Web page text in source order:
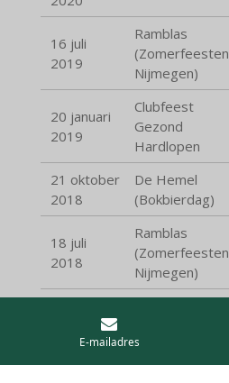
16 juli
2019
Ramblas
(Zomerfeesten
Nijmegen)
20 januari
2019
Clubfeest
Gezond
Hardlopen
21 oktober
2018
De Hemel
(Bokbierdag)
18 juli
2018
Ramblas
(Zomerfeesten
Nijmegen)
E-mailadres